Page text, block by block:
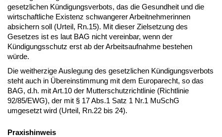
gesetzlichen Kündigungsverbots, das die Gesundheit und die
wirtschaftliche Existenz schwangerer Arbeitnehmerinnen
absichern soll (Urteil, Rn.15). Mit dieser Zielsetzung des
Gesetzes ist es laut BAG nicht vereinbar, wenn der
Kündigungsschutz erst ab der Arbeitsaufnahme bestehen
würde.
Die weitherzige Auslegung des gesetzlichen Kündigungsverbots
steht auch in Übereinstimmung mit dem Europarecht, so das
BAG, d.h. mit Art.10 der Mutterschutzrichtlinie (Richtlinie
92/85/EWG), der mit § 17 Abs.1 Satz 1 Nr.1 MuSchG
umgesetzt wird (Urteil, Rn.22 bis 24).
Praxishinweis